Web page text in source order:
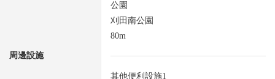
周邊設施
公園
刈田南公園
80m
其他便利設施1